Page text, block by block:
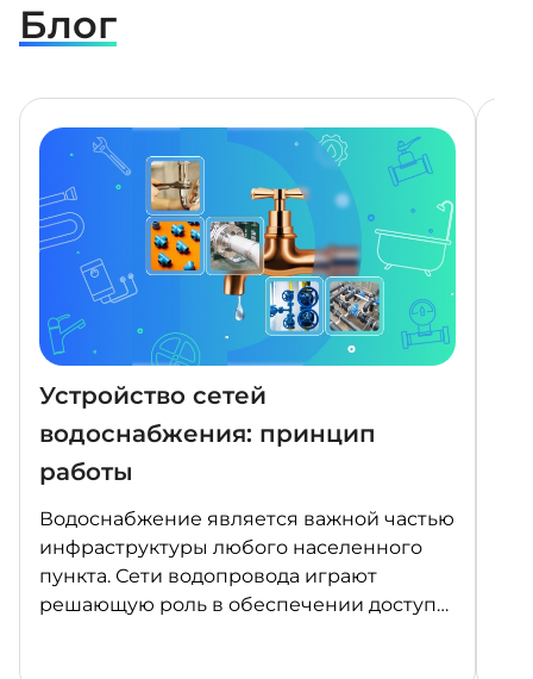
Блог
Устройство сетей
водоснабжения: принцип
работы
Водоснабжение является важной частью
инфраструктуры любого населенного
пункта. Сети водопровода играют
решающую роль в обеспечении доступа